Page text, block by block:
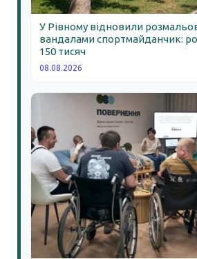
У Рівному відновили
вандалами спортмайданчик:
150 тисяч
08.08.2026